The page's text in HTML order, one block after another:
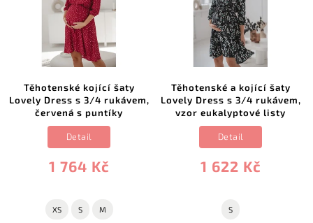
Těhotenské kojící šaty
Lovely Dress s 3/4 rukávem,
červená s puntíky
1 764 Kč
Detail
XS S M
Těhotenské a kojící šaty
Lovely Dress s 3/4 rukávem,
vzor eukalyptové listy
1 622 Kč
Detail
S